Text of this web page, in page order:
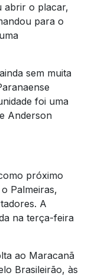
abrir o placar,
para o
sem muita
foi uma
Anderson
próximo
Palmeiras,
A
na terça-feira
ao Maracanã
Brasileirão, às